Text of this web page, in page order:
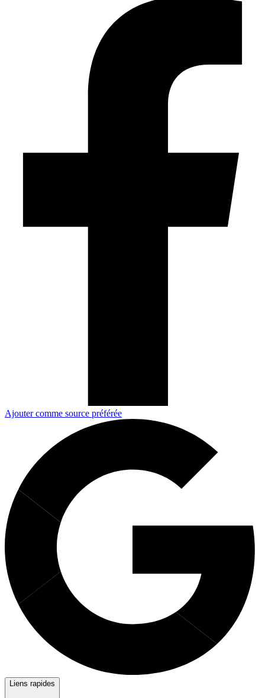
Ajouter comme source préférée
Liens rapides